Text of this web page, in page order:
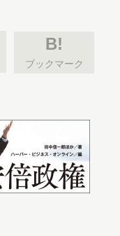
B!
ブックマーク